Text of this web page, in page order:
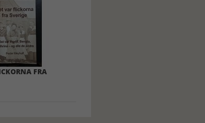
FRA